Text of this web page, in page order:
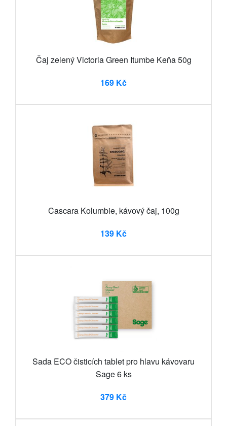
Čaj zelený Victoria Green Itumbe Keňa 50g
169 Kč
Cascara Kolumbie, kávový čaj, 100g
139 Kč
Sada ECO čisticích tablet pro hlavu kávovaru
Sage 6 ks
379 Kč